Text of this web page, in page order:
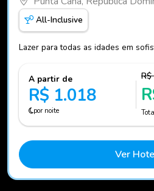
All-Inclusive
Lazer para todas as idades em
A partir de
R$ 1.018
por noite
R$
Ver